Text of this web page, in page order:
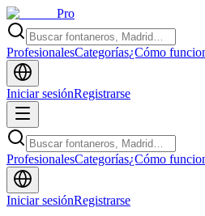
Pro
ProfesionalesCategorías¿Cómo
Iniciar sesiónRegistrarse
ProfesionalesCategorías¿Cómo
Iniciar sesiónRegistrarse